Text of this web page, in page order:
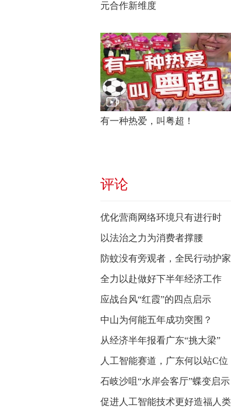
元合作新维度
有一种热爱，叫粤超！
评论
优化营商网络环境只有进行时
以法治之力为消费者撑腰
防蚊没有旁观者，全民行动护
全力以赴做好下半年经济工作
应战台风“红霞”的四点启示
中山为何能五年成功突围？
从经济半年报看广东“挑大梁”
人工智能赛道，广东何以站C位
石岐沙咀“水岸会客厅”蝶变启示
促进人工智能技术更好造福人类